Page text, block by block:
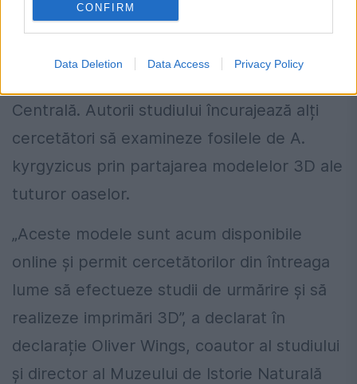
CONFIRM
Data Deletion Data Access Privacy Policy
livescience.com.
Oamenii de știință mai au încă multe de
Centrală. Autorii studiului încurajează alți
cercetători să examineze fosilele de A.
kyrgyzicus prin partajarea modelelor 3D ale
tuturor oaselor.
„Aceste modele sunt acum disponibile
online și permit cercetătorilor din întreaga
lume să efectueze studii de urmărire și să
realizeze imprimări 3D”, a declarat în
declarație Oliver Wings, coautor al studiului
și director al Muzeului de Istorie Naturală